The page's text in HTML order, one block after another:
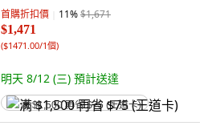
首購折扣價 11%$1,671
$1,471
($1471.00/1個)
明天 8/12 (三) 預計送達
满 $1,500 再省 $75 (王道卡)